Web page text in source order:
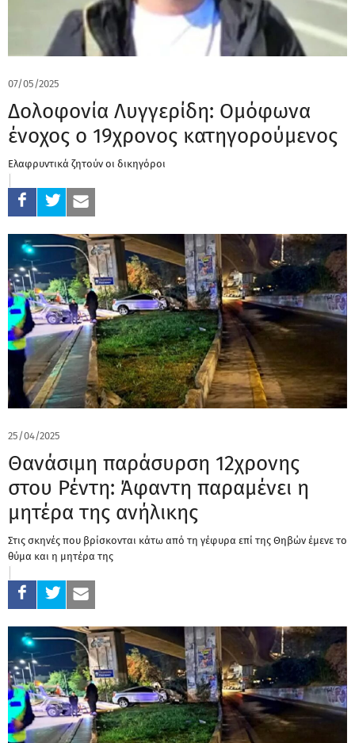
07/05/2025
Δολοφονία Λυγγερίδη: Ομόφωνα
ένοχος ο 19χρονος κατηγορούμενος
Ελαφρυντικά ζητούν οι δικηγόροι
25/04/2025
Θανάσιμη παράσυρση 12χρονης
στου Ρέντη: Άφαντη παραμένει η
μητέρα της ανήλικης
Στις σκηνές που βρίσκονται κάτω από τη γέφυρα επί της Θηβών έμενε το
θύμα και η μητέρα της